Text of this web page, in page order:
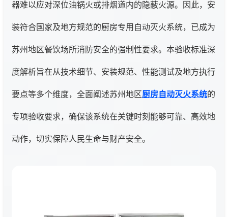
器难以应对深位油锅火或排烟道内的隐蔽火源。因此，安
装符合国家及地方规范的厨房专用自动灭火系统，已成为
苏州地区餐饮场所消防安全的强制性要求。本验收标准深
度解析旨在从技术细节、安装规范、性能测试及地方执行
要点等多个维度，全面阐述苏州地区厨房自动灭火系统的
专项验收要求，确保该系统在关键时刻能够可靠、高效地
动作，切实保障人民生命与财产安全。